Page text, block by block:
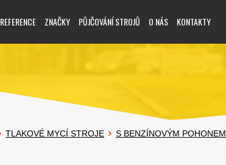
REFERENCE ZNAČKY PŮJČOVÁNÍ STROJŮ O NÁS KONTAKTY
TLAKOVÉ MYCÍ STROJE S BENZÍNOVÝM POHONEM